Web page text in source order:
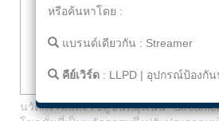
นวัตกรรมและโซลูชั่นที่มุ่งเน้น
หรือค้นหาโดย :
แบรนด์เดียวกัน : Streamer
คีย์เวิร์ด: LLPD| อุปกรณ์ป้องกัน